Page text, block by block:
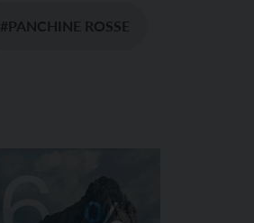
#PANCHINE ROSSE